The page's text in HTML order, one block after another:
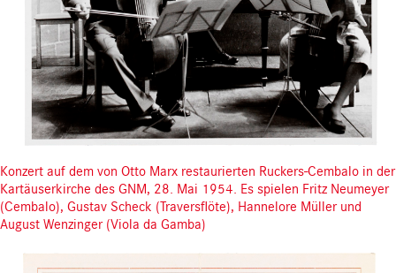
Konzert auf dem von Otto Marx restaurierten Ruckers-Cembalo in der
Kartäuserkirche des GNM, 28. Mai 1954. Es spielen Fritz Neumeyer
(Cembalo), Gustav Scheck (Traversflöte), Hannelore Müller und
August Wenzinger (Viola da Gamba)